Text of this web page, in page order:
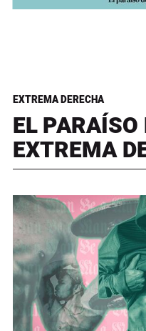
EXTREMA DERECHA
EL PARAÍSO
EXTREMA